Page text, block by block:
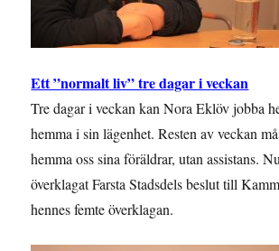
Ett ”normalt liv” tre dagar i veckan
Tre dagar i veckan kan Nora Eklöv jobba
hemma i sin lägenhet. Resten av veckan
hemma oss sina föräldrar, utan assistans.
överklagat Farsta Stadsdels beslut till
hennes femte överklagan.